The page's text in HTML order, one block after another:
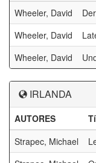
Wheeler, David
Wheeler, David
Wheeler, David
IRLANDA
AUTORES
Strapec, Michael